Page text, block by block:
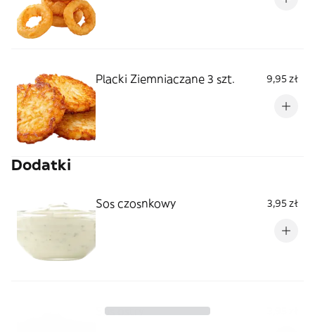
Placki Ziemniaczane 3 szt. 9,95 zł
Dodatki
Sos czosnkowy 3,95 zł
Sos ostry